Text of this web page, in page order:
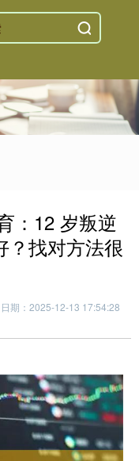
：12 岁叛逆
？找对方法很
日期：2025-12-13 17:54:28